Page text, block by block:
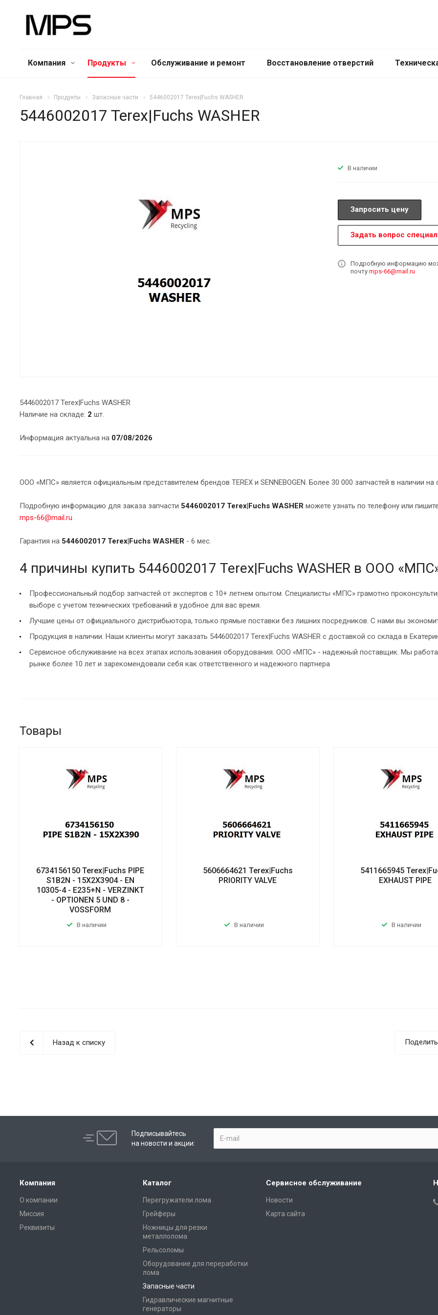
Компания Продукты Обслуживание и ремонт Восстановление отверстий
Главная Продукты Запасные части 5446002017 Terex|Fuchs WASHER
5446002017 Terex|Fuchs WASHER
В наличии
Запросить цену
Задать вопрос
Подробную информацию
почту mps-66@mail.ru
5446002017 Terex|Fuchs WASHER
Наличие на складе: 2 шт.
Информация актуальна на 07/08/2026
ООО «МПС» является официальным представителем брендов TEREX и SENNEBOGEN. Более 30 000 запчастей в наличии на
Подробную информацию для заказа запчасти 5446002017 Terex|Fuchs WASHER можете узнать по телефону или
mps-66@mail.ru
Гарантия на 5446002017 Terex|Fuchs WASHER - 6 мес.
4 причины купить 5446002017 Terex|Fuchs WASHER в ООО
Профессиональный подбор запчастей от экспертов с 10+ летнем опытом. Специалисты «МПС» грамотно
выборе с учетом технических требований в удобное для вас время.
Лучшие цены от официального дистрибьютора, только прямые поставки без лишних посредников. С нами вы
Продукция в наличии. Наши клиенты могут заказать 5446002017 Terex|Fuchs WASHER с доставкой со склада в
Сервисное обслуживание на всех этапах использования оборудования. ООО «МПС» - надежный поставщик. Мы
рынке более 10 лет и зарекомендовали себя как ответственного и надежного партнера
Товары
6734156150 Terex|Fuchs PIPE
S1B2N - 15X2X3904 - EN
10305-4 - E235+N - VERZINKT
- OPTIONEN 5 UND 8 -
VOSSFORM
В наличии
5606664621 Terex|Fuchs
PRIORITY VALVE
В наличии
5411665945
EXHAUST PIPE
В наличии
Назад к списку
Подписывайтесь
на новости и акции:
Компания
О компании
Миссия
Реквизиты
Каталог
Перегружатели лома
Грейферы
Ножницы для резки
металлолома
Рельсоломы
Оборудование для переработки
лома
Запасные части
Гидравлические магнитные
генераторы
Сервисное обслуживание
Новости
Карта сайта